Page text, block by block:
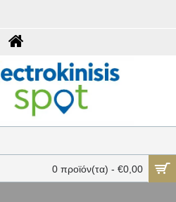
0 προϊόν(τα) - €0,00